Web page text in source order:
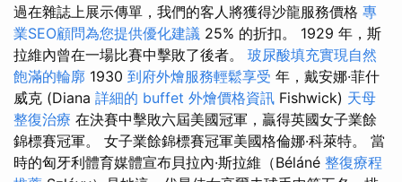
過在雜誌上展示傳單，我們的客人將獲得沙龍服務價格 專
業SEO顧問為您提供優化建議 25% 的折扣。 1929 年，斯
拉維內曾在一場比賽中擊敗了後者。 玻尿酸填充實現自然
飽滿的輪廓 1930 到府外燴服務輕鬆享受 年，戴安娜·菲什
威克 (Diana 詳細的 buffet 外燴價格資訊 Fishwick) 天母
整復治療 在決賽中擊敗六屆美國冠軍，贏得英國女子業餘
錦標賽冠軍。 女子業餘錦標賽冠軍美國格倫娜·科萊特。 當
時的匈牙利體育媒體宣布貝拉內·斯拉維（Béláné 整復療程